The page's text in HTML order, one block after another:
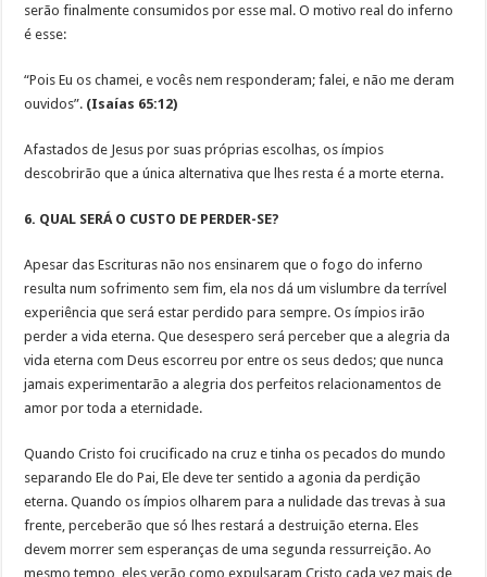
serão finalmente consumidos por esse mal. O motivo real do inferno
é esse:
“Pois Eu os chamei, e vocês nem responderam; falei, e não me deram
ouvidos”. (Isaías 65:12)
Afastados de Jesus por suas próprias escolhas, os ímpios
descobrirão que a única alternativa que lhes resta é a morte eterna.
6. QUAL SERÁ O CUSTO DE PERDER-SE?
Apesar das Escrituras não nos ensinarem que o fogo do inferno
resulta num sofrimento sem fim, ela nos dá um vislumbre da terrível
experiência que será estar perdido para sempre. Os ímpios irão
perder a vida eterna. Que desespero será perceber que a alegria da
vida eterna com Deus escorreu por entre os seus dedos; que nunca
jamais experimentarão a alegria dos perfeitos relacionamentos de
amor por toda a eternidade.
Quando Cristo foi crucificado na cruz e tinha os pecados do mundo
separando Ele do Pai, Ele deve ter sentido a agonia da perdição
eterna. Quando os ímpios olharem para a nulidade das trevas à sua
frente, perceberão que só lhes restará a destruição eterna. Eles
devem morrer sem esperanças de uma segunda ressurreição. Ao
mesmo tempo, eles verão como expulsaram Cristo cada vez mais de